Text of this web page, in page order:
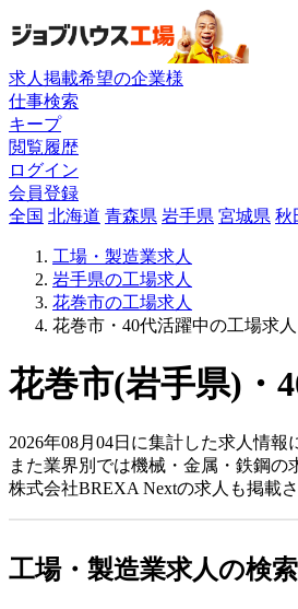
求人掲載希望の企業様
仕事検索
キープ
閲覧履歴
ログイン
会員登録
全国 北海道 青森県 岩手県 宮城県 秋
工場・製造業求人
岩手県の工場求人
花巻市の工場求人
花巻市・40代活躍中の工場求人
花巻市(岩手県)・
2026年08月04日に集計した求人情報
また業界別では機械・金属・鉄鋼の
株式会社BREXA Nextの求人も掲載
工場・製造業求人の検